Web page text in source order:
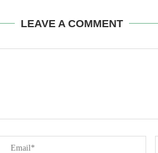
LEAVE A COMMENT